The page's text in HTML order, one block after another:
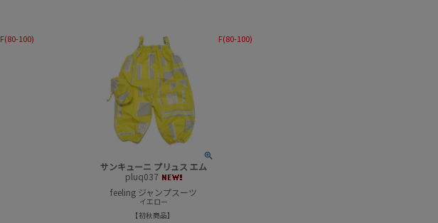
F(80-100)
サンキューニ プリュス エム
pluq037
feeling ジャンプスーツ
イエロー
初秋商品
F(80-100)